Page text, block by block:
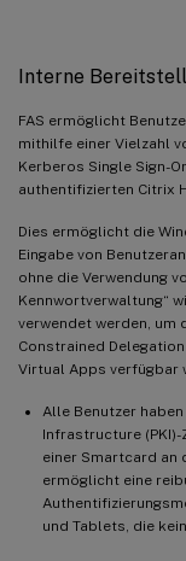
Interne
FAS ermöglicht
mithilfe einer Vielzahl
Kerberos Single Sign-
authentifizierten Citrix
Dies ermöglicht die
Eingabe von
ohne die Verwendung
Kennwortverwaltung“
verwendet werden, um
Constrained
Virtual Apps verfügbar
Alle Benutzer
Infrastructure
einer Smartcard an
ermöglicht eine
und Tablets, die